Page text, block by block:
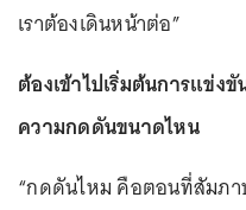
เราต้องเดินหน้าต่อ”
ต้องเข้าไปเริ่มต้นการแข่ง
ความกดดันขนาดไหน
“กดดันไหม คือตอนที่สัมภา